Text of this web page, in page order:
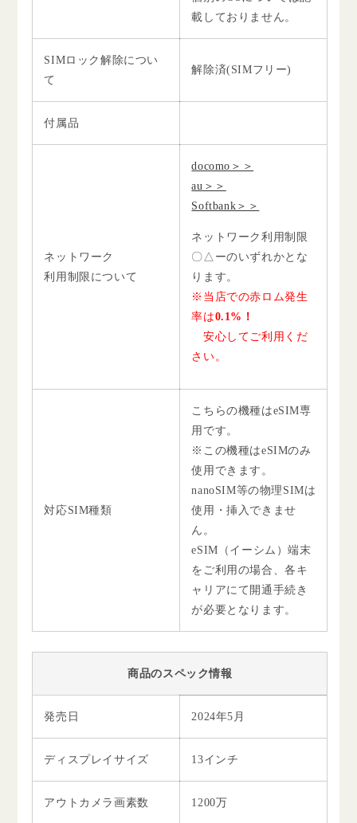
載しておりません。
SIMロック解除につい
て
解除済(SIMフリー)
付属品
ネットワーク
利用制限について
docomo＞＞
au＞＞
Softbank＞＞
ネットワーク利用制限
〇△ーのいずれかとな
ります。
※当店での赤ロム発生
率は0.1%！
安心してご利用くだ
さい。
対応SIM種類
こちらの機種はeSIM専
用です。
※この機種はeSIMのみ
使用できます。
nanoSIM等の物理SIMは
使用・挿入できませ
ん。
eSIM（イーシム）端末
をご利用の場合、各キ
ャリアにて開通手続き
が必要となります。
商品のスペック情報
発売日 2024年5月
ディスプレイサイズ 13インチ
アウトカメラ画素数 1200万